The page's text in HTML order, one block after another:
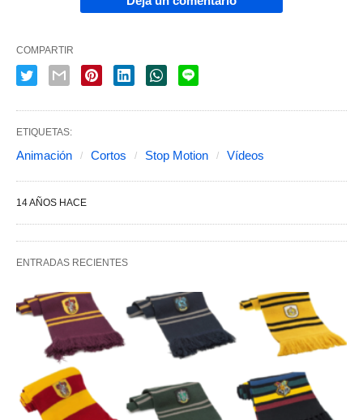
COMPARTIR
ETIQUETAS:
Animación Cortos Stop Motion Vídeos
14 AÑOS HACE
ENTRADAS RECIENTES